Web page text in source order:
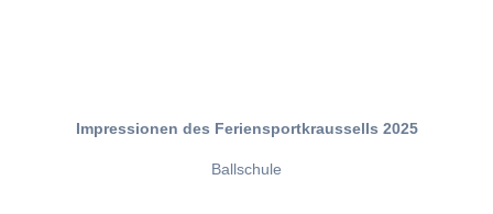
Impressionen des Feriensportkraussells 2025
Ballschule